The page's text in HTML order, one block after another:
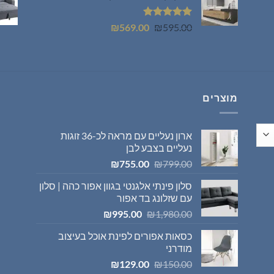
₪449.00.
דורג5.00
₪595.00
המחיר ₪569.00
המחיר
מוצרים
ארון נעליים עם מראה לכ-36 זוגות
נעליים בצבע לבן
₪799.00
המחיר
היה:
₪799.00.
₪755.00
המחיר
הוא:
סלון פינתי אלגנטי בגוון אפור כהה | סלון
עם שזלונג בד אפור
₪1,980.00
המחיר
היה:
₪995.00
המחיר
הוא:
כסאות אפורים לפינת אוכל בעיצוב
מודרני
₪150.00
המחיר ₪129.00
המחיר